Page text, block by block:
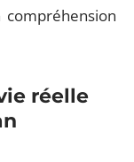
réelle